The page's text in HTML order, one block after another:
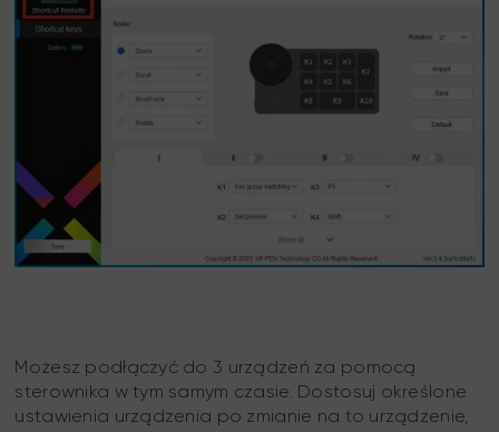
Możesz podłączyć do 3 urządzeń za pomocą
sterownika w tym samym czasie. Dostosuj określone
ustawienia urządzenia po zmianie na to urządzenie,